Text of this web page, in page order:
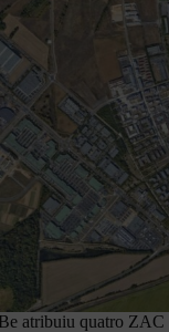
atribuiu quatro ZAC